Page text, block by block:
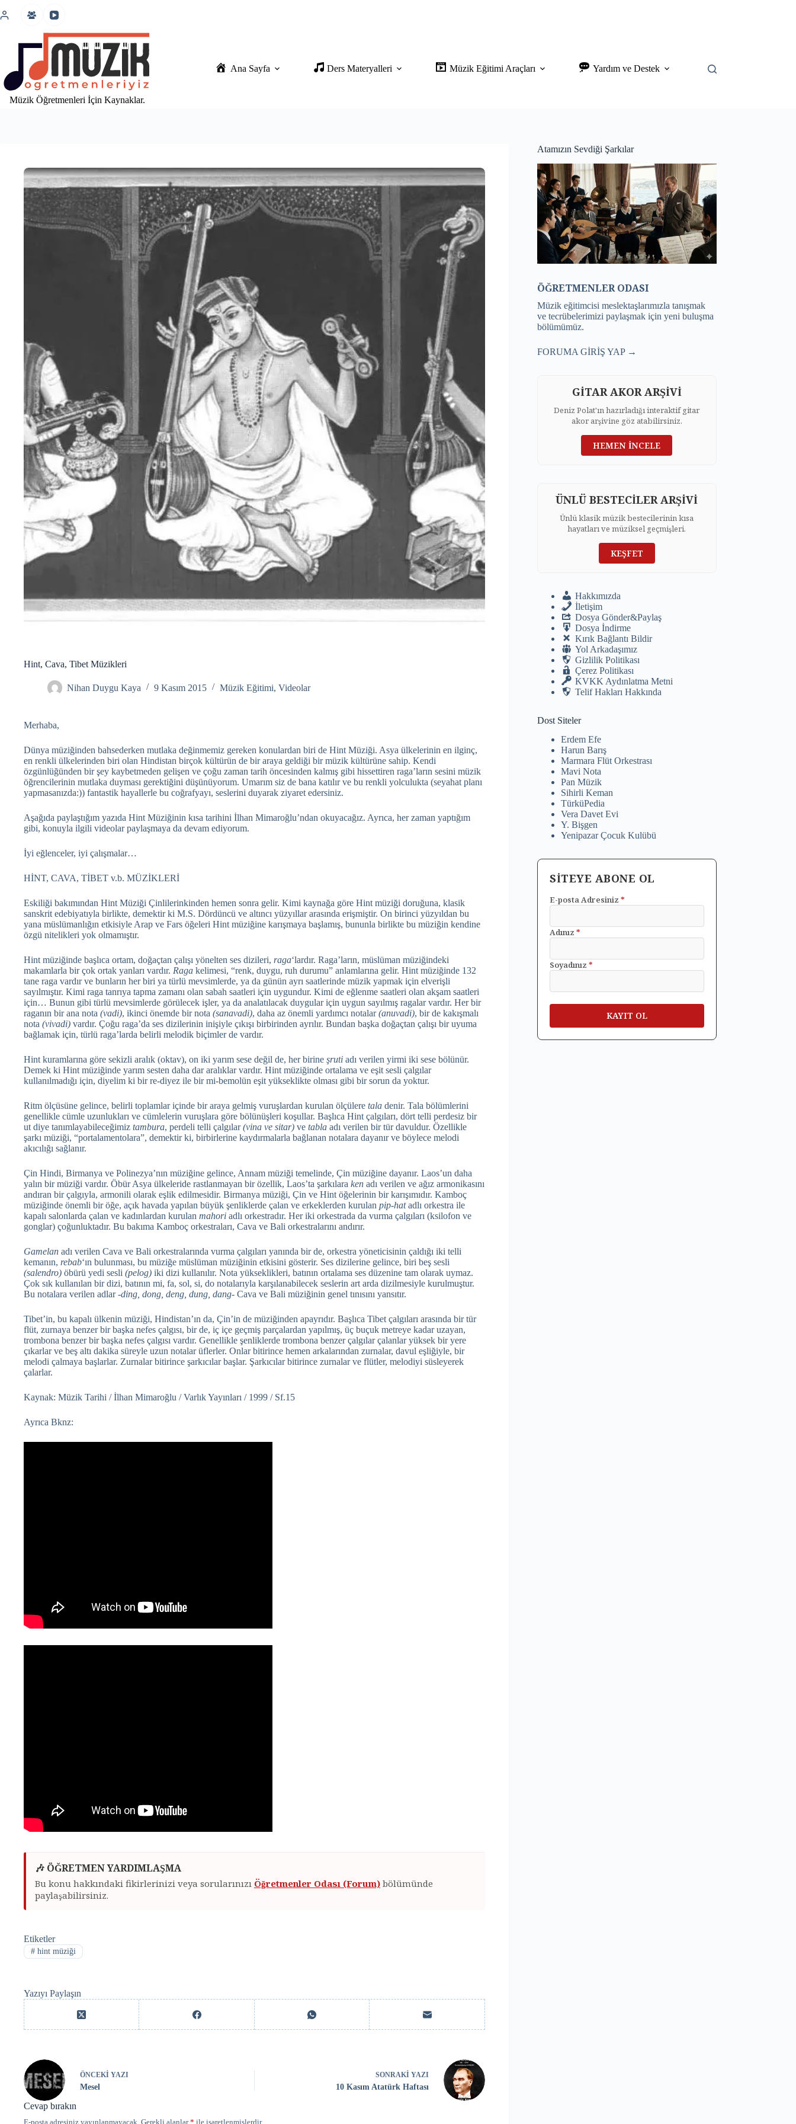
atla
Müzik Öğretmenleri İçin Kaynaklar.
Ana Sayfa Ders Materyalleri Müzik Eğitimi Araçları Yardım ve Destek
Hint, Cava, Tibet Müzikleri
Nihan Duygu Kaya 9 Kasım 2015 Müzik Eğitimi, Videolar
Merhaba,
Dünya müziğinden bahsederken mutlaka değinmemiz gereken konulardan biri de Hint Müziği. Asya ülkelerinin en ilginç,
en renkli ülkelerinden biri olan Hindistan birçok kültürün de bir araya geldiği bir müzik kültürüne sahip. Kendi
özgünlüğünden bir şey kaybetmeden gelişen ve çoğu zaman tarih öncesinden kalmış gibi hissettiren raga’ların sesini müzik
öğrencilerinin mutlaka duyması gerektiğini düşünüyorum. Umarım siz de bana katılır ve bu renkli yolculukta (seyahat planı
yapmasanızda:)) fantastik hayallerle bu coğrafyayı, seslerini duyarak ziyaret edersiniz.
Aşağıda paylaştığım yazıda Hint Müziğinin kısa tarihini İlhan Mimaroğlu’ndan okuyacağız. Ayrıca, her zaman yaptığım
gibi, konuyla ilgili videolar paylaşmaya da devam ediyorum.
İyi eğlenceler, iyi çalışmalar…
HİNT, CAVA, TİBET v.b. MÜZİKLERİ
Eskiliği bakımından Hint Müziği Çinlilerinkinden hemen sonra gelir. Kimi kaynağa göre Hint müziği doruğuna, klasik
sanskrit edebiyatıyla birlikte, demektir ki M.S. Dördüncü ve altıncı yüzyıllar arasında erişmiştir. On birinci yüzyıldan bu
yana müslümanlığın etkisiyle Arap ve Fars öğeleri Hint müziğine karışmaya başlamış, bununla birlikte bu müziğin kendine
özgü nitelikleri yok olmamıştır.
Hint müziğinde başlıca ortam, doğaçtan çalışı yönelten ses dizileri, raga‘lardır. Raga’ların, müslüman müziğindeki
makamlarla bir çok ortak yanları vardır. Raga kelimesi, “renk, duygu, ruh durumu” anlamlarına gelir. Hint müziğinde 132
tane raga vardır ve bunların her biri ya türlü mevsimlerde, ya da günün ayrı saatlerinde müzik yapmak için elverişli
sayılmıştır. Kimi raga tanrıya tapma zamanı olan sabah saatleri için uygundur. Kimi de eğlenme saatleri olan akşam saatleri
için… Bunun gibi türlü mevsimlerde görülecek işler, ya da analatılacak duygular için uygun sayılmış ragalar vardır. Her bir
raganın bir ana nota (vadi), ikinci önemde bir nota (sanavadi), daha az önemli yardımcı notalar(anuvadi), bir de kakışmalı
nota (vivadi) vardır. Çoğu raga’da ses dizilerinin inişiyle çıkışı birbirinden ayrılır. Bundan başka doğaçtan çalışı bir uyuma
bağlamak için, türlü raga’larda belirli melodik biçimler de vardır.
Hint kuramlarına göre sekizli aralık (oktav), on iki yarım sese değil de, her birine şruti adı verilen yirmi iki sese bölünür.
Demek ki Hint müziğinde yarım sesten daha dar aralıklar vardır. Hint müziğinde ortalama ve eşit sesli çalgılar
kullanılmadığı için, diyelim ki bir re-diyez ile bir mi-bemolün eşit yükseklikte olması gibi bir sorun da yoktur.
Ritm ölçüsüne gelince, belirli toplamlar içinde bir araya gelmiş vuruşlardan kurulan ölçülere tala denir. Tala bölümlerini
genellikle cümle uzunlukları ve cümlelerin vuruşlara göre bölünüşleri koşullar. Başlıca Hint çalgıları, dört telli perdesiz bir
ut diye tanımlayabileceğimiz tambura, perdeli telli çalgılar(vina ve sitar) ve tabla adı verilen bir tür davuldur. Özellikle
şarkı müziği, “portalamentolara”, demektir ki, birbirlerine kaydırmalarla bağlanan notalara dayanır ve böylece melodi
akıcılığı sağlanır.
Çin Hindi, Birmanya ve Polinezya’nın müziğine gelince, Annam müziği temelinde, Çin müziğine dayanır. Laos’un daha
yalın bir müziği vardır. Öbür Asya ülkeleride rastlanmayan bir özellik, Laos’ta şarkılara ken adı verilen ve ağız armonikasını
andıran bir çalgıyla, armonili olarak eşlik edilmesidir. Birmanya müziği, Çin ve Hint öğelerinin bir karışımıdır. Kamboç
müziğinde önemli bir öğe, açık havada yapılan büyük şenliklerde çalan ve erkeklerden kurulan pip-hatadlı orkestra ile
kapalı salonlarda çalan ve kadınlardan kurulan mahori adlı orkestradır. Her iki orkestrada da vurma çalgıları (ksilofon ve
gonglar) çoğunluktadır. Bu bakıma Kamboç orkestraları, Cava ve Bali orkestralarını andırır.
Gamelan adı verilen Cava ve Bali orkestralarında vurma çalgıları yanında bir de, orkestra yöneticisinin çaldığı iki telli
kemanın, rebab‘ın bulunması, bu müziğe müslüman müziğinin etkisini gösterir. Ses dizilerine gelince, biri beş sesli
(salendro) öbürü yedi sesli (pelog) iki dizi kullanılır. Nota yükseklikleri, batının ortalama ses düzenine tam olarak uymaz.
Çok sık kullanılan bir dizi, batının mi, fa, sol, si, do notalarıyla karşılanabilecek seslerin art arda dizilmesiyle kurulmuştur.
Bu notalara verilen adlar-ding, dong, deng, dung, dang- Cava ve Bali müziğinin genel tınısını yansıtır.
Tibet’in, bu kapalı ülkenin müziği, Hindistan’ın da, Çin’in de müziğinden apayrıdır. Başlıca Tibet çalgıları arasında bir tür
flüt, zurnaya benzer bir başka nefes çalgısı, bir de, iç içe geçmiş parçalardan yapılmış, üç buçuk metreye kadar uzayan,
trombona benzer bir başka nefes çalgısı vardır. Genellikle şenliklerde trombona benzer çalgılar çalanlar yüksek bir yere
çıkarlar ve beş altı dakika süreyle uzun notalar üflerler. Onlar bitirince hemen arkalarından zurnalar, davul eşliğiyle, bir
melodi çalmaya başlarlar. Zurnalar bitirince şarkıcılar başlar. Şarkıcılar bitirince zurnalar ve flütler, melodiyi süsleyerek
çalarlar.
Kaynak: Müzik Tarihi / İlhan Mimaroğlu / Varlık Yayınları / 1999 / Sf.15
Ayrıca Bknz:
🎶 ÖĞRETMEN YARDIMLAŞMA
Bu konu hakkındaki fikirlerinizi veya sorularınızı Öğretmenler Odası (Forum) bölümünde
paylaşabilirsiniz.
Etiketler
#hint müziği
Yazıyı Paylaşın
ÖNCEKI YAZI
Mesel
SONRAKI YAZI
10 Kasım Atatürk Haftası
Cevap bırakın
E-posta adresiniz yayınlanmayacak. Gerekli alanlar* ile işaretlenmişlerdir
Atamızın Sevdiği Şarkılar
ÖĞRETMENLER ODASI
Müzik eğitimcisi meslektaşlarımızla tanışmak
ve tecrübelerimizi paylaşmak için yeni buluşma
bölümümüz.
FORUMA GİRİŞ YAP →
GİTAR AKOR ARŞİVİ
Deniz Polat'ın hazırladığı interaktif gitar
akor arşivine göz atabilirsiniz.
HEMEN İNCELE
ÜNLÜ BESTECİLER ARŞİVİ
Ünlü klasik müzik bestecilerinin kısa
hayatları ve müziksel geçmişleri.
KEŞFET
Hakkımızda
İletişim
Dosya Gönder&Paylaş
Dosya İndirme
Kırık Bağlantı Bildir
Yol Arkadaşımız
Gizlilik Politikası
Çerez Politikası
KVKK Aydınlatma Metni
Telif Hakları Hakkında
Dost Siteler
Erdem Efe
Harun Barış
Marmara Flüt Orkestrası
Mavi Nota
Pan Müzik
Sihirli Keman
TürküPedia
Vera Davet Evi
Y. Bişgen
Yenipazar Çocuk Kulübü
SİTEYE ABONE OL
E-posta Adresiniz*
Adınız*
Soyadınız*